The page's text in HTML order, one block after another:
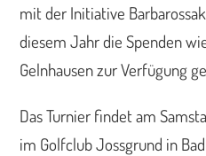
mit der Initiative
diesem Jahr die Spenden
Gelnhausen zur Verfügung
Das Turnier findet am
im Golfclub Jossgrund in